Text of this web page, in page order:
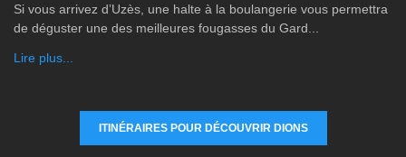
Si vous arrivez d’Uzès, une halte à la boulangerie vous permettra
de déguster une des meilleures fougasses du Gard...
Lire plus...
ITINÉRAIRES POUR DÉCOUVRIR DIONS